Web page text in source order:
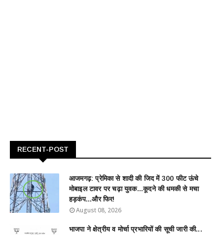
RECENT-POST
आजमगढ़: प्रेमिका से शादी की जिद में 300 फीट ऊंचे
मोबाइल टावर पर चढ़ा युवक...कूदने की धमकी से मचा
हड़कंप...और फिर!
August 08, 2026
भाजपा ने क्षेत्रीय व मोर्चा प्रभारियों की सूची जारी की...